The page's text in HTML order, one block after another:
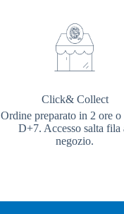
Click& Collect
Ordine preparato in 2 ore o
D+7. Accesso salta fila
negozio.